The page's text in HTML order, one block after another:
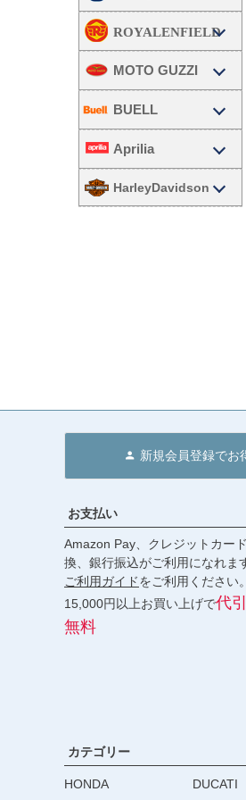
MOTO GUZZI
BUELL
Aprilia
HarleyDavidson
新規会員登録でお
お支払い
Amazon Pay、クレジットカード
換、銀行振込がご利用になれま
ご利用ガイドをご利用ください。
15,000円以上お買い上げで代
無料
カテゴリー
HONDA
DUCATI